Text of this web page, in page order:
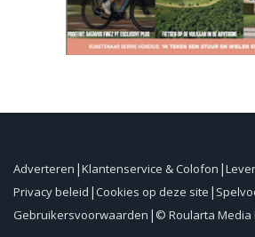
Adverteren Klantenservice & Colofon
Privacy beleid Cookies op deze site
Gebruikersvoorwaarden © Roularta Media